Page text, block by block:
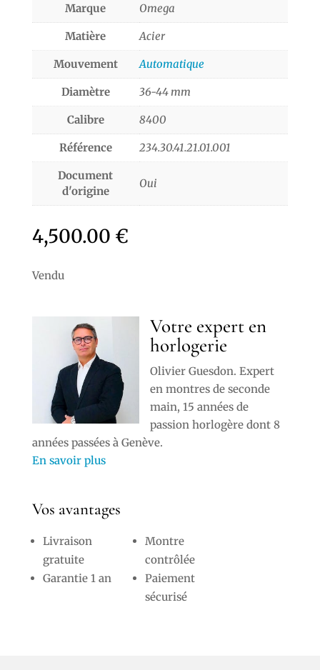
Marque Omega
Matière Acier
Mouvement Automatique
Diamètre 36-44 mm
Calibre 8400
Référence 234.30.41.21.01.001
Document
d'origine
Oui
4,500.00 €
Vendu
Votre expert en
horlogerie
Olivier Guesdon. Expert
en montres de seconde
main, 15 années de
passion horlogère dont 8
années passées à Genève.
En savoir plus
Vos avantages
Livraison
gratuite
Garantie 1 an
Montre
contrôlée
Paiement
sécurisé